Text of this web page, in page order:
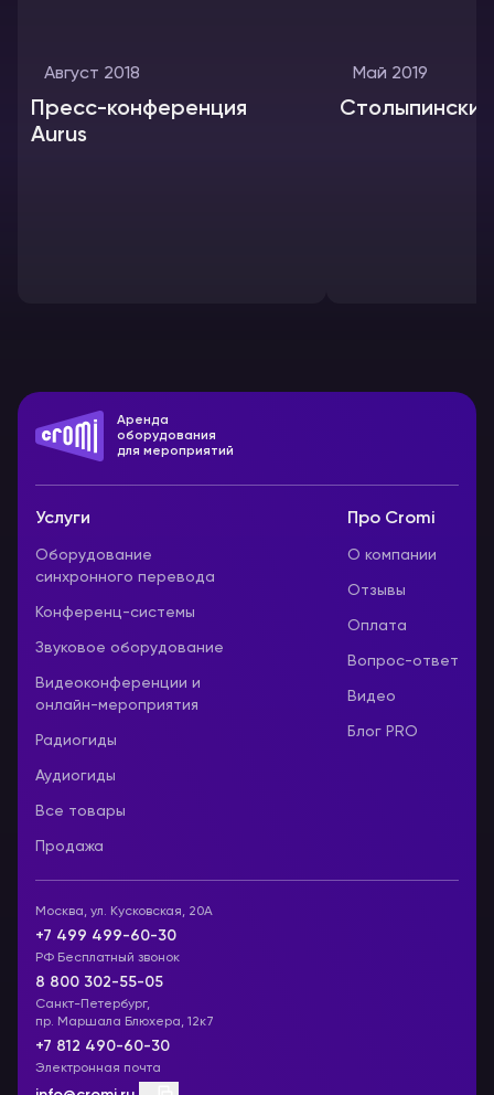
Август 2018
Пресс-конференция
Aurus
Май 2019
Аренда
оборудования
для мероприятий
Услуги
Оборудование
синхронного перевода
Конференц-системы
Звуковое оборудование
Видеоконференции и
онлайн-мероприятия
Радиогиды
Аудиогиды
Все товары
Продажа
Про Cromi
О компании
Отзывы
Оплата
Вопрос-ответ
Видео
Блог PRO
Москва, ул. Кусковская, 20А
+7 499 499-60-30
РФ Бесплатный звонок
8 800 302-55-05
Санкт-Петербург,
пр. Маршала Блюхера, 12к7
+7 812 490-60-30
Электронная почта